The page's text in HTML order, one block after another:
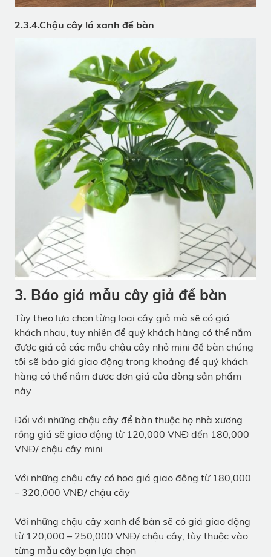
2.3.4.Chậu cây lá xanh để bàn
3. Báo giá mẫu cây giả để bàn
Tùy theo lựa chọn từng loại cây giả mà sẽ có giá
khách nhau, tuy nhiên để quý khách hàng có thể nắm
được giá cả các mẫu chậu cây nhỏ mini để bàn chúng
tôi sẽ báo giá giao động trong khoảng để quý khách
hàng có thể nắm đươc đơn giá của dòng sản phẩm
này
Đối với những chậu cây để bàn thuộc họ nhà xương
rồng giá sẽ giao động từ 120,000 VNĐ đến 180,000
VNĐ/ chậu cây mini
Với những chậu cây có hoa giá giao động từ 180,000
– 320,000 VNĐ/ chậu cây
Với những chậu cây xanh để bàn sẽ có giá giao động
từ 120,000 – 250,000 VNĐ/ chậu cây, tùy thuộc vào
từng mẫu cây bạn lựa chọn